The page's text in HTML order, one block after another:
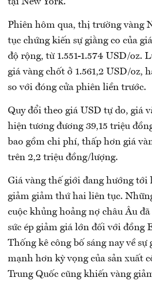
Phiên hôm qua, thị trường vàng
tục chứng kiến sự giằng co của
độ rộng, từ 1.551-1.574 USD/oz.
giá vàng chốt ở 1.561,2 USD/oz,
so với đóng cửa phiên liền trước.
Quy đổi theo giá USD tự do, giá
hiện tương đương 39,15 triệu
bao gồm chi phí, thấp hơn giá
trên 2,2 triệu đồng/lượng.
Giá vàng thế giới đang hướng tới
giảm giảm thứ hai liên tục.
cuộc khủng hoảng nợ châu Âu đã
sức ép giảm giá lớn đối với đồng
Thống kê công bố sáng nay về sự
mạnh hơn kỳ vọng của sản xuất
Trung Quốc cũng khiến vàng